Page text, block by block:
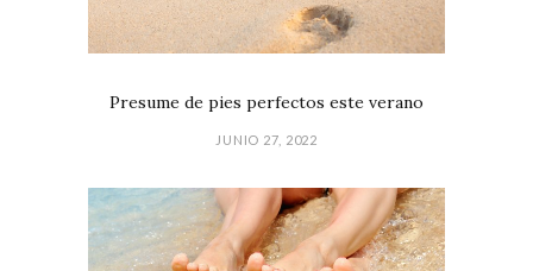
Presume de pies perfectos este verano
JUNIO 27, 2022